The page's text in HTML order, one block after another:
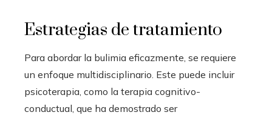
Estrategias de tratamiento
Para abordar la bulimia eficazmente, se requiere
un enfoque multidisciplinario. Este puede incluir
psicoterapia, como la terapia cognitivo-
conductual, que ha demostrado ser